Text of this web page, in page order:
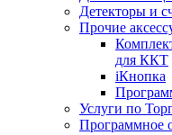
Детекторы и
Прочие
для ККТ
iКнопка
Услуги по
Программное